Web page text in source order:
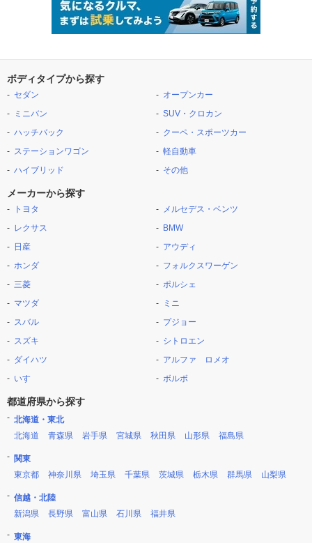
ボディタイプから探す
セダン
ミニバン
ハッチバック
ステーションワゴン
ハイブリッド
オープンカー
SUV・クロカン
クーペ・スポーツカー
軽自動車
その他
メーカーから探す
トヨタ
レクサス
日産
ホンダ
三菱
マツダ
スバル
スズキ
ダイハツ
いすゞ
メルセデス・ベンツ
BMW
アウディ
フォルクスワーゲン
ポルシェ
ミニ
プジョー
シトロエン
アルファ ロメオ
ボルボ
都道府県から探す
北海道・東北
北海道
青森県 岩手県 宮城県 秋田県 山形県 福島県
関東
東京都
神奈川県 埼玉県 千葉県 茨城県 栃木県 群馬県 山梨県
信越・北陸
新潟県
長野県 富山県 石川県 福井県
東海